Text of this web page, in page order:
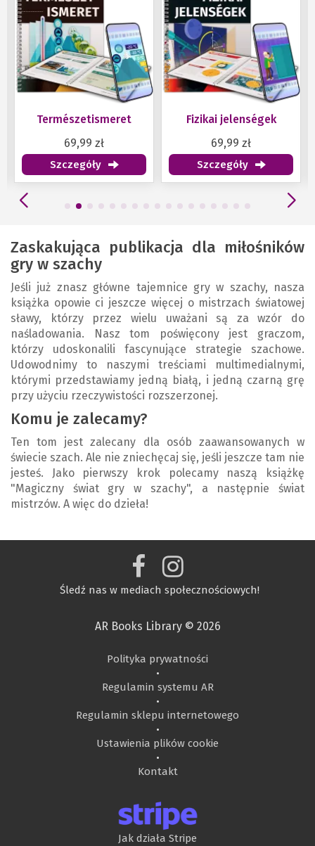
Természetismeret
69,99 zł
Szczegóły
Fizikai jelenségek
69,99 zł
Szczegóły
Zaskakująca publikacja dla miłośników
gry w szachy
Jeśli już znasz główne tajemnice gry w szachy, nasza
książka opowie ci jeszcze więcej o mistrzach światowej
sławy, którzy przez wielu uważani są za wzór do
naśladowania. Nasz tom poświęcony jest graczom,
którzy udoskonalili fascynujące strategie szachowe.
Udowodnimy to naszymi treściami multimedialnymi,
którymi przedstawiamy jedną białą, i jedną czarną grę
przy użyciu rzeczywistości rozszerzonej.
Komu je zalecamy?
Ten tom jest zalecany dla osób zaawansowanych w
świecie szach. Ale nie zniechęcaj się, jeśli jeszcze tam nie
jesteś. Jako pierwszy krok polecamy naszą książkę
"Magiczny świat gry w szachy", a następnie świat
mistrzów. A więc do dzieła!
Śledź nas w mediach społecznościowych!
AR Books Library © 2026
Polityka prywatności
•
Regulamin systemu AR
•
Regulamin sklepu internetowego
•
Ustawienia plików cookie
•
Kontakt
Jak działa Stripe